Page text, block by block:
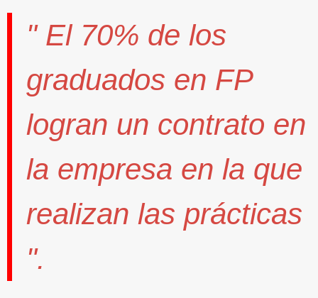
" El 70% de los
graduados en FP
logran un contrato en
la empresa en la que
realizan las prácticas
".